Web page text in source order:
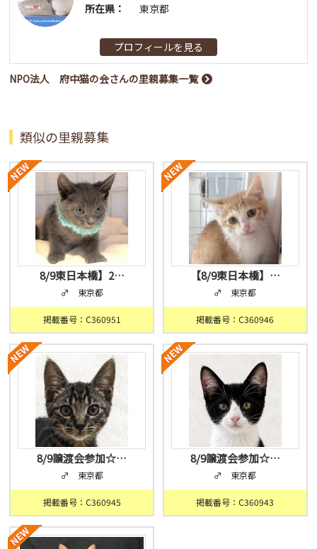
所在県：
東京都
プロフィールを見る
NPO法人 府中猫の会さんの里親募集一覧
類似の里親募集
8/9東日本橋】2…
♂ 東京都
掲載番号：C360951
【8/9東日本橋】…
♂ 東京都
掲載番号：C360946
8/9譲渡会参加☆…
♂ 東京都
掲載番号：C360945
8/9譲渡会参加☆…
♂ 東京都
掲載番号：C360943